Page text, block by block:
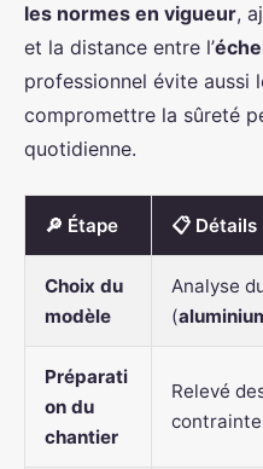
les normes en vigueur,
et la distance entre l’
professionnel évite aussi
compromettre la sûreté
quotidienne.
🔎 Étape 📋
Choix du
modèle
Analyse
(
Préparati
on du
chantier
Relevé